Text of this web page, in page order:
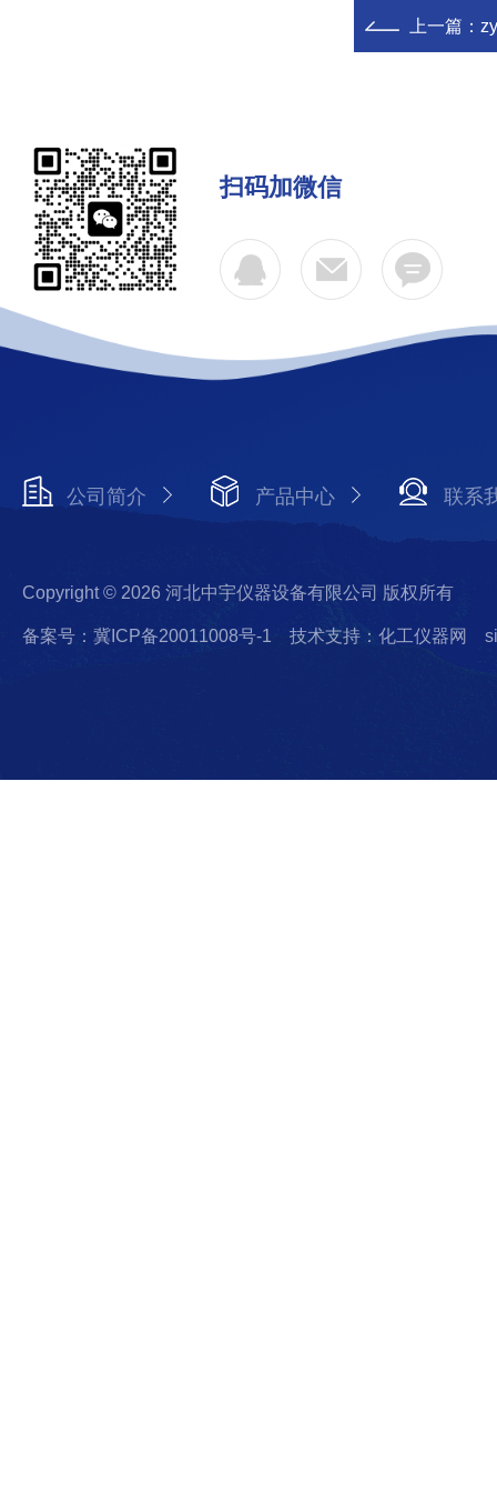
上一篇：
扫码加微信
公司简介 产品中心 联系
Copyright © 2026 河北中宇仪器设备有限公司 版权所有
备案号：冀ICP备20011008号-1 技术支持：化工仪器网